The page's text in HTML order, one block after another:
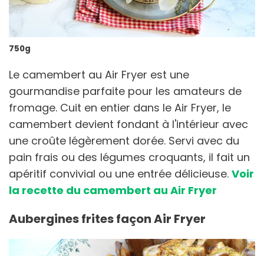
750g
Le camembert au Air Fryer est une
gourmandise parfaite pour les amateurs de
fromage. Cuit en entier dans le Air Fryer, le
camembert devient fondant à l'intérieur avec
une croûte légèrement dorée. Servi avec du
pain frais ou des légumes croquants, il fait un
apéritif convivial ou une entrée délicieuse. Voir
la recette du camembert au Air Fryer
Aubergines frites façon Air Fryer